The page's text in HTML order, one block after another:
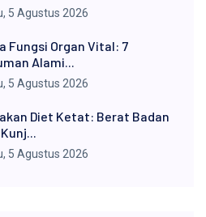
5 Agustus 2026
Fungsi Organ Vital: 7
Alami...
5 Agustus 2026
Diet Ketat: Berat Badan
5 Agustus 2026